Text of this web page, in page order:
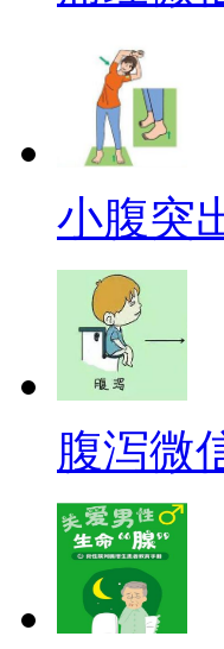
小腹突
腹泻微